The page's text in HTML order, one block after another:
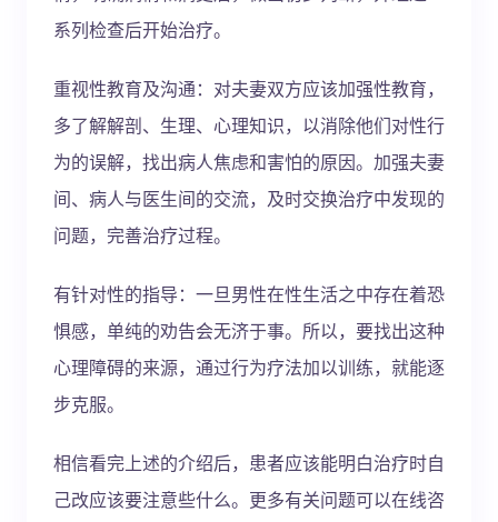
系列检查后开始治疗。
重视性教育及沟通：对夫妻双方应该加强性教育，
多了解解剖、生理、心理知识，以消除他们对性行
为的误解，找出病人焦虑和害怕的原因。加强夫妻
间、病人与医生间的交流，及时交换治疗中发现的
问题，完善治疗过程。
有针对性的指导：一旦男性在性生活之中存在着恐
惧感，单纯的劝告会无济于事。所以，要找出这种
心理障碍的来源，通过行为疗法加以训练，就能逐
步克服。
相信看完上述的介绍后，患者应该能明白治疗时自
己改应该要注意些什么。更多有关问题可以在线咨